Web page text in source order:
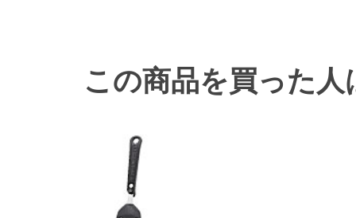
この商品を買った